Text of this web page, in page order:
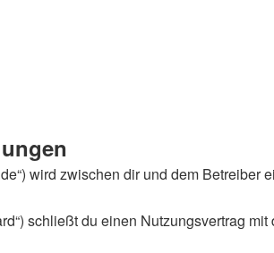
wird zwischen dir und dem
schließt du einen Nutzungsvertrag